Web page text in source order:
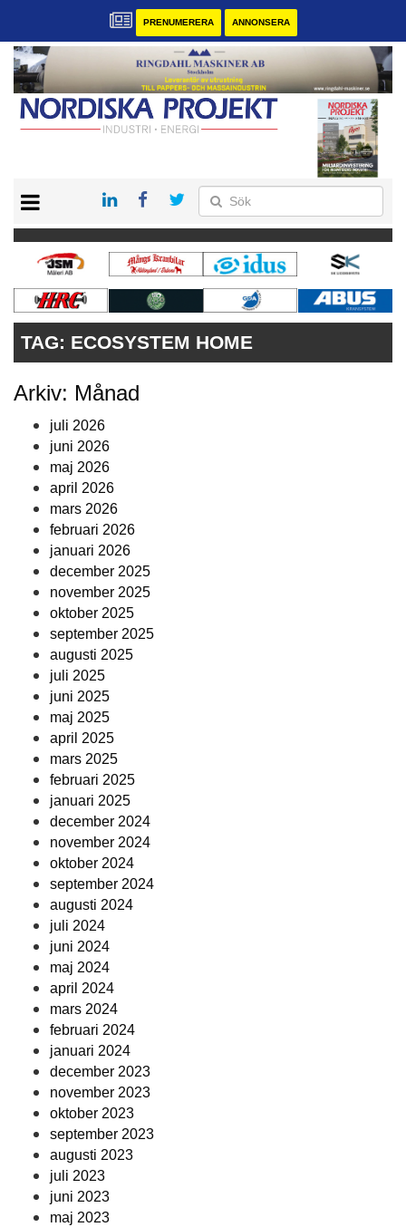
PRENUMERERA ANNONSERA
KONTAKT
VÅRA ANDRA MAGASIN
PRENUMERERA
ANNONSERA
TAG: ECOSYSTEM HOME
Arkiv: Månad
juli 2026
juni 2026
maj 2026
april 2026
mars 2026
februari 2026
januari 2026
december 2025
november 2025
oktober 2025
september 2025
augusti 2025
juli 2025
juni 2025
maj 2025
april 2025
mars 2025
februari 2025
januari 2025
december 2024
november 2024
oktober 2024
september 2024
augusti 2024
juli 2024
juni 2024
maj 2024
april 2024
mars 2024
februari 2024
januari 2024
december 2023
november 2023
oktober 2023
september 2023
augusti 2023
juli 2023
juni 2023
maj 2023